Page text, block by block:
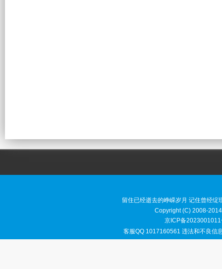
留住已经逝去的峥嵘岁月 记住曾经绽
Copyright (C) 2008-
京ICP备
客服QQ 1017160561 违法和不良信